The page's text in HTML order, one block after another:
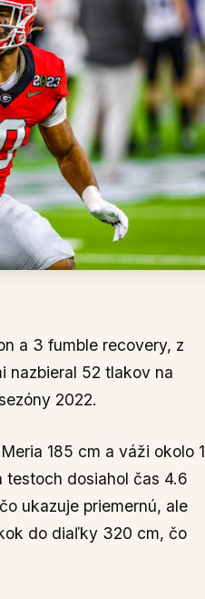
a 3 fumble recovery, z
nazbieral 52 tlakov na
2022.
185 cm a váži okolo
testoch dosiahol čas 4.6
ukazuje priemernú, ale
do diaľky 320 cm, čo